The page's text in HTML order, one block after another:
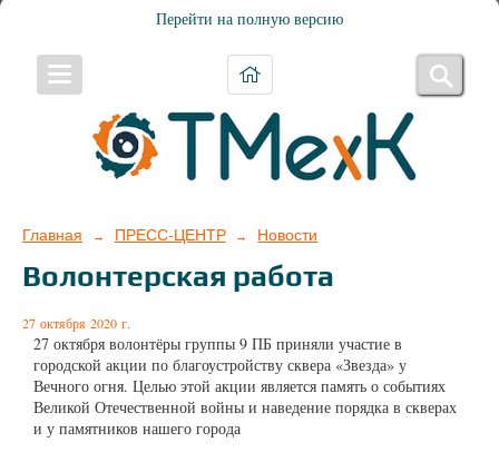
Перейти на полную версию
Главная → ПРЕСС-ЦЕНТР → Новости
Волонтерская работа
27 октября 2020 г.
27 октября волонтёры группы 9 ПБ приняли участие в
городской акции по благоустройству сквера «Звезда» у
Вечного огня. Целью этой акции является память о событиях
Великой Отечественной войны и наведение порядка в скверах
и у памятников нашего города